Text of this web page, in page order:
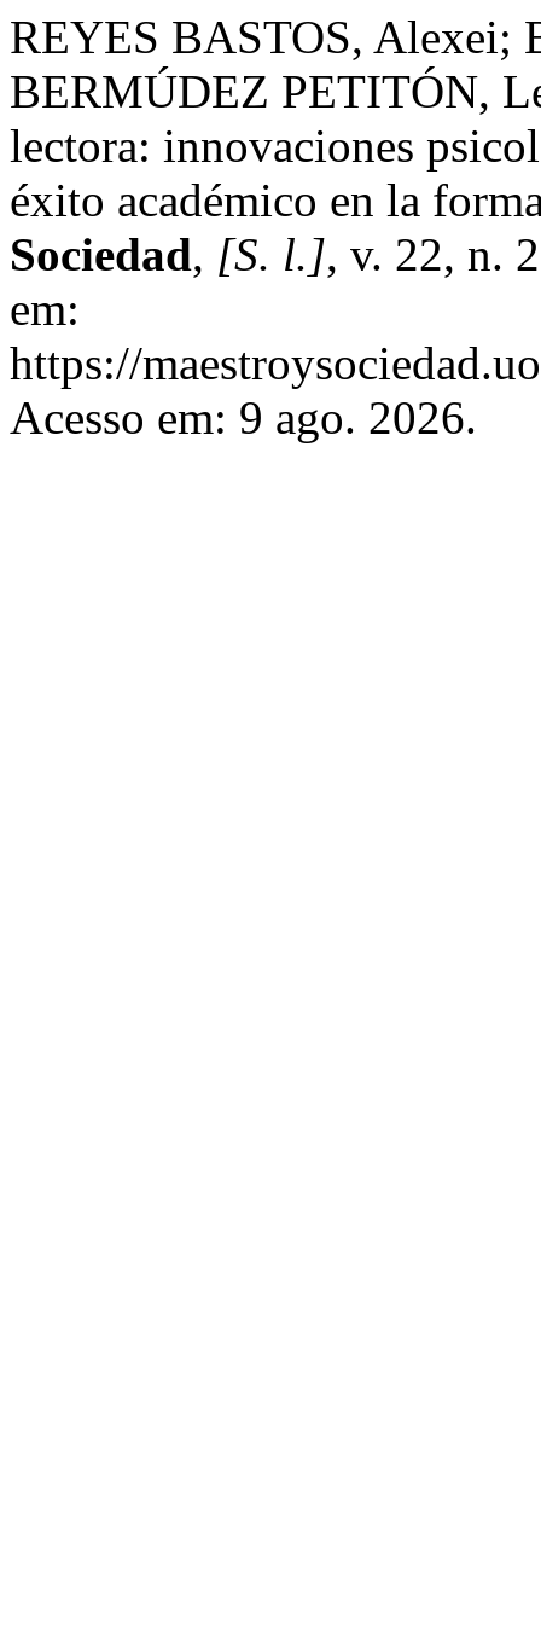
REYES BASTOS, Alexei;
BERMÚDEZ PETITÓN,
lectora: innovaciones
éxito académico en la
Sociedad, [S. l.], v. 22, n.
em:
https://
Acesso em: 9 ago. 2026.